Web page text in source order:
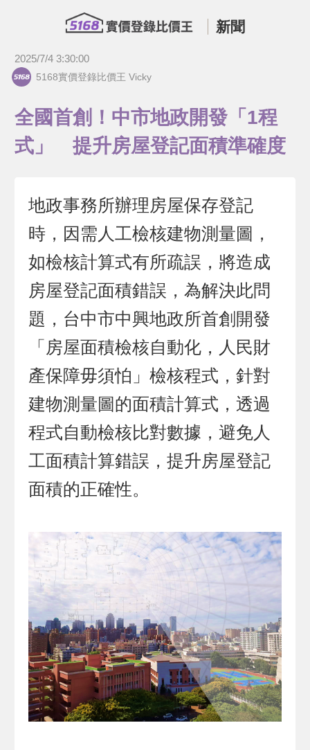
新聞
2025/7/4 3:30:00
5168實價登錄比價王 Vicky
全國首創！中市地政開發「1程
式」 提升房屋登記面積準確度
地政事務所辦理房屋保存登記
時，因需人工檢核建物測量圖，
如檢核計算式有所疏誤，將造成
房屋登記面積錯誤，為解決此問
題，台中市中興地政所首創開發
「房屋面積檢核自動化，人民財
產保障毋須怕」檢核程式，針對
建物測量圖的面積計算式，透過
程式自動檢核比對數據，避免人
工面積計算錯誤，提升房屋登記
面積的正確性。